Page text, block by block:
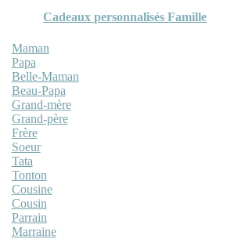
Cadeaux personnalisés Famille
Maman
Papa
Belle-Maman
Beau-Papa
Grand-mère
Grand-père
Frère
Soeur
Tata
Tonton
Cousine
Cousin
Parrain
Marraine